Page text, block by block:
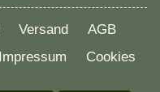
Versand
AGB
Impressum Cookies